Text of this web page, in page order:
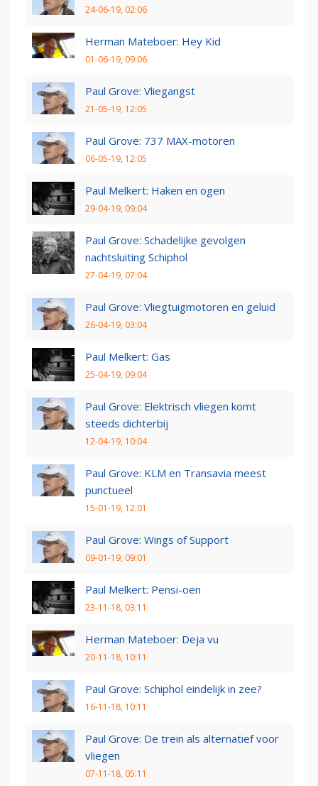
24-06-19, 02:06
Herman Mateboer: Hey Kid
01-06-19, 09:06
Paul Grove: Vliegangst
21-05-19, 12:05
Paul Grove: 737 MAX-motoren
06-05-19, 12:05
Paul Melkert: Haken en ogen
29-04-19, 09:04
Paul Grove: Schadelijke gevolgen
nachtsluiting Schiphol
27-04-19, 07:04
Paul Grove: Vliegtuigmotoren en geluid
26-04-19, 03:04
Paul Melkert: Gas
25-04-19, 09:04
Paul Grove: Elektrisch vliegen komt
steeds dichterbij
12-04-19, 10:04
Paul Grove: KLM en Transavia meest
punctueel
15-01-19, 12:01
Paul Grove: Wings of Support
09-01-19, 09:01
Paul Melkert: Pensi-oen
23-11-18, 03:11
Herman Mateboer: Deja vu
20-11-18, 10:11
Paul Grove: Schiphol eindelijk in zee?
16-11-18, 10:11
Paul Grove: De trein als alternatief voor
vliegen
07-11-18, 05:11